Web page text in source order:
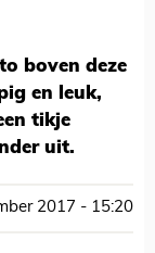
boven deze
en leuk,
tikje
uit.
2017 - 15:20